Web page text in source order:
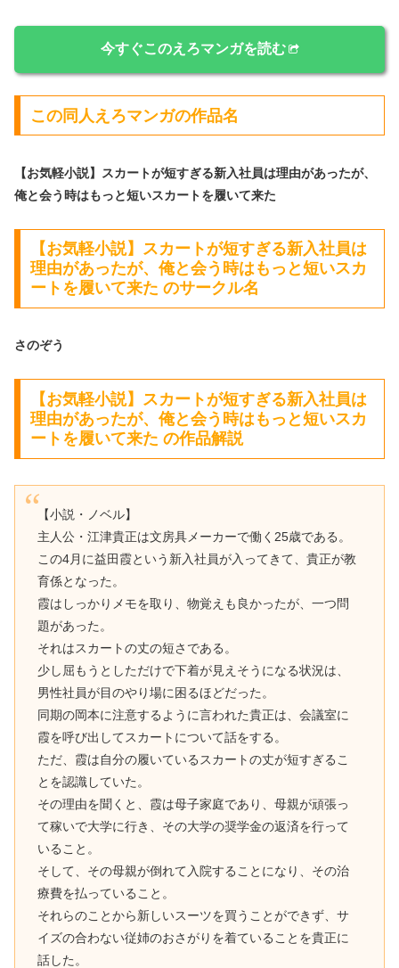
今すぐこのえろマンガを読む
この同人えろマンガの作品名
【お気軽小説】スカートが短すぎる新入社員は理由があったが、
俺と会う時はもっと短いスカートを履いて来た
【お気軽小説】スカートが短すぎる新入社員は
理由があったが、俺と会う時はもっと短いスカ
ートを履いて来た のサークル名
さのぞう
【お気軽小説】スカートが短すぎる新入社員は
理由があったが、俺と会う時はもっと短いスカ
ートを履いて来た の作品解説
【小説・ノベル】
主人公・江津貴正は文房具メーカーで働く25歳である。
この4月に益田霞という新入社員が入ってきて、貴正が教
育係となった。
霞はしっかりメモを取り、物覚えも良かったが、一つ問
題があった。
それはスカートの丈の短さである。
少し屈もうとしただけで下着が見えそうになる状況は、
男性社員が目のやり場に困るほどだった。
同期の岡本に注意するように言われた貴正は、会議室に
霞を呼び出してスカートについて話をする。
ただ、霞は自分の履いているスカートの丈が短すぎるこ
とを認識していた。
その理由を聞くと、霞は母子家庭であり、母親が頑張っ
て稼いで大学に行き、その大学の奨学金の返済を行って
いること。
そして、その母親が倒れて入院することになり、その治
療費を払っていること。
それらのことから新しいスーツを買うことができず、サ
イズの合わない従姉のおさがりを着ていることを貴正に
話した。